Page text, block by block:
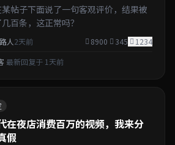
帖子下面说了一句客观评价，结果被
百条，这正常吗？
人 2天前 8900 345
1234
最新回复于 1天前
在夜店消费百万的视频，我来分
假